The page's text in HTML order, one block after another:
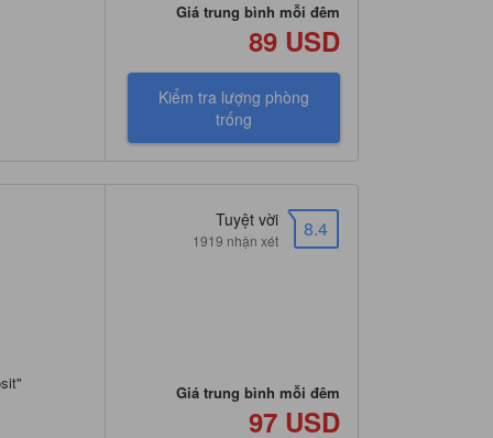
Giá trung bình mỗi đêm
89 USD
Kiểm tra lượng phòng
trống
"
8.4
Tuyệt vời
1919 nhận xét
Giá trung bình mỗi đêm
97 USD